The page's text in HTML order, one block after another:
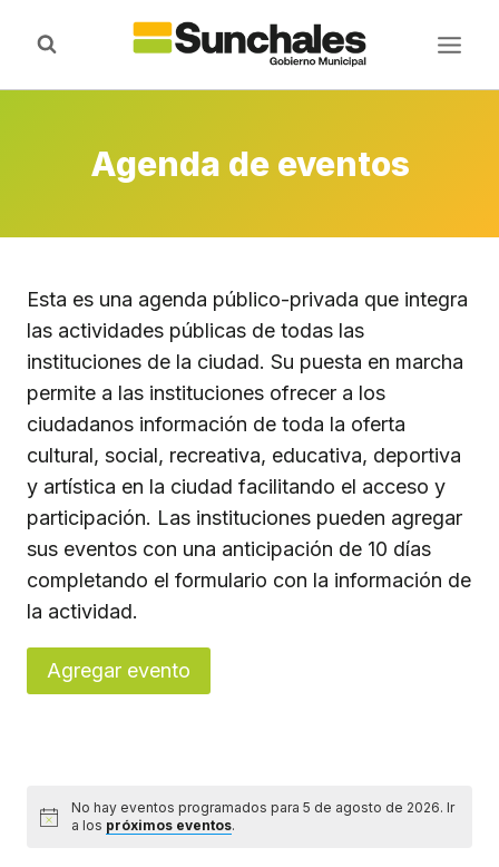
Agenda de eventos
Esta es una agenda público-privada que integra
las actividades públicas de todas las
instituciones de la ciudad. Su puesta en marcha
permite a las instituciones ofrecer a los
ciudadanos información de toda la oferta
cultural, social, recreativa, educativa, deportiva
y artística en la ciudad facilitando el acceso y
participación. Las instituciones pueden agregar
sus eventos con una anticipación de 10 días
completando el formulario con la información de
la actividad.
Agregar evento
Aviso
No hay eventos programados para 5 de agosto de 2026. Ir
a los próximos eventos.